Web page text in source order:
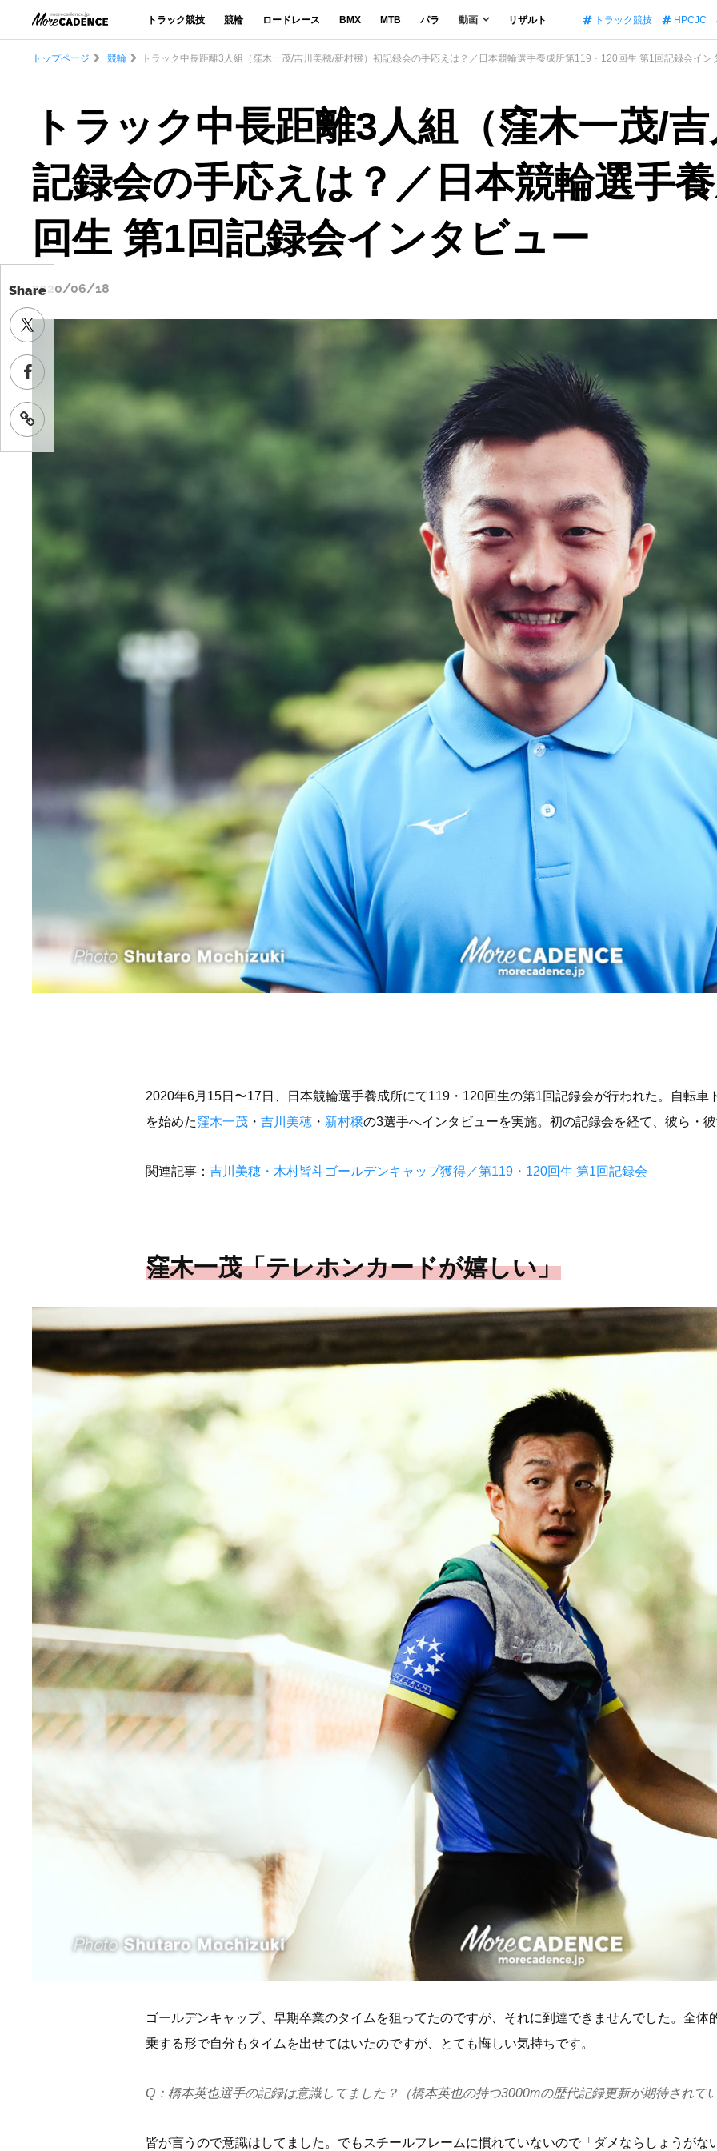
トラック競技 競輪 ロードレース BMX MTB パラ 動画 リザルト トラック競技 HPCJC
Share
トップページ 競輪 トラック中長距離3人組（窪木一茂/吉川美穂/新村穣）初記録会の手応えは？／日本競輪選手養成所第119・120回生 第1回記録会イン
トラック中長距離3人組（窪木一茂/
記録会の手応えは？／日本競輪選手
回生 第1回記録会インタビュー
2020/06/18
2020年6月15日〜17日、日本競輪選手養成所にて119・120回生の第1回記録会が行われた。自転車
を始めた窪木一茂 ・ 吉川美穂 ・ 新村穣の3選手へインタビューを実施。初の記録会を経て、彼ら・
関連記事： 吉川美穂・木村皆斗ゴールデンキャップ獲得／第119・120回生 第1回記録会
窪木一茂「テレホンカードが嬉しい」
ゴールデンキャップ、早期卒業のタイムを狙ってたのですが、それに到達できませんでした。全体
乗する形で自分もタイムを出せてはいたのですが、とても悔しい気持ちです。
Q：橋本英也選手の記録は意識してました？（橋本英也の持つ3000mの歴代記録更新が期待されて
皆が言うので意識はしてました。でもスチールフレームに慣れていないので「ダメならしょうがな